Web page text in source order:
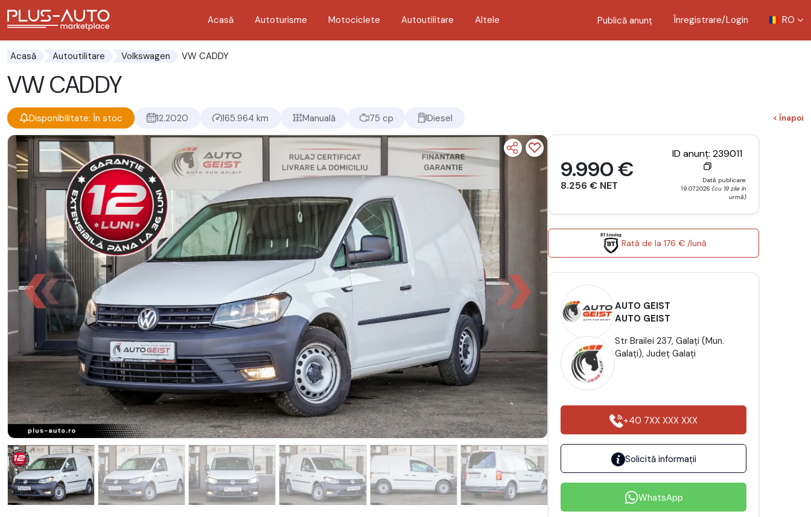
Acasă Autoturisme Motociclete Autoutilitare Altele Publică anunț Înregistrare/Login RO
Acasă Autoutilitare Volkswagen VW CADDY
VW CADDY
Disponibilitate: În stoc 12.2020 165.964 km Manuală 75 cp Diesel < Înapoi
9.990 €
8.256 € NET
ID anunț: 239011
Dată publicare:
19.07.2026 (cu 19 zile în
urmă)
Rată de la 176 € /lună
AUTO GEIST
AUTO GEIST
Str Brailei 237, Galaţi (Mun.
Galaţi), Județ Galaţi
+40 7XX XXX XXX
Solicită informații
WhatsApp